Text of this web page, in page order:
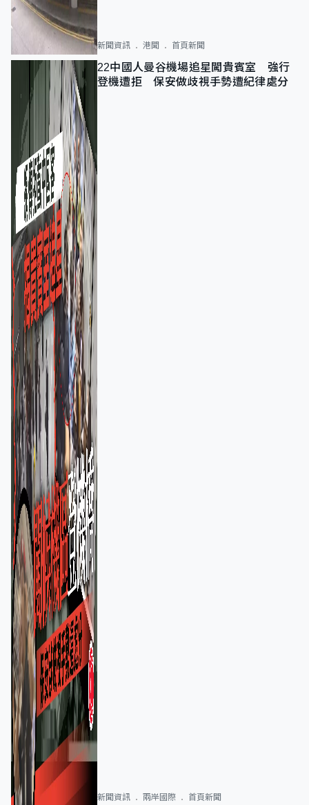
新聞資訊 港聞 首頁新聞
22中國人曼谷機場追星闖貴賓室 強行
登機遭拒 保安做歧視手勢遭紀律處分
新聞資訊 兩岸國際 首頁新聞